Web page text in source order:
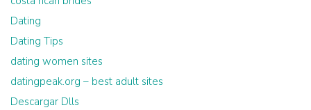
Dating
Dating Tips
dating women sites
datingpeak.org – best adult sites
Descargar Dlls